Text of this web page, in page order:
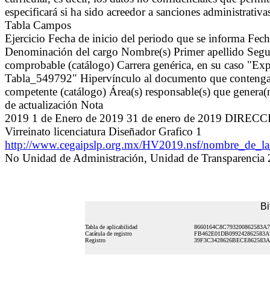
especificará si ha sido acreedor a sanciones
Tabla Campos
Ejercicio Fecha de inicio del periodo que se informa
Denominación del cargo Nombre(s) Primer apellido
comprobable (catálogo) Carrera genérica, en su caso
Tabla_549792" Hipervínculo al documento que
competente (catálogo) Área(s) responsable(s) que
de actualización Nota
2019 1 de Enero de 2019 31 de enero de 2019
Virreinato licenciatura Diseñador Grafico 1
http://www.cegaipslp.org.mx/HV2019.nsf/
No Unidad de Administración, Unidad de
Tabla de aplicabilidad
Carátula de registro
Registro